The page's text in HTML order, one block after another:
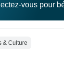
vous pour
& Culture